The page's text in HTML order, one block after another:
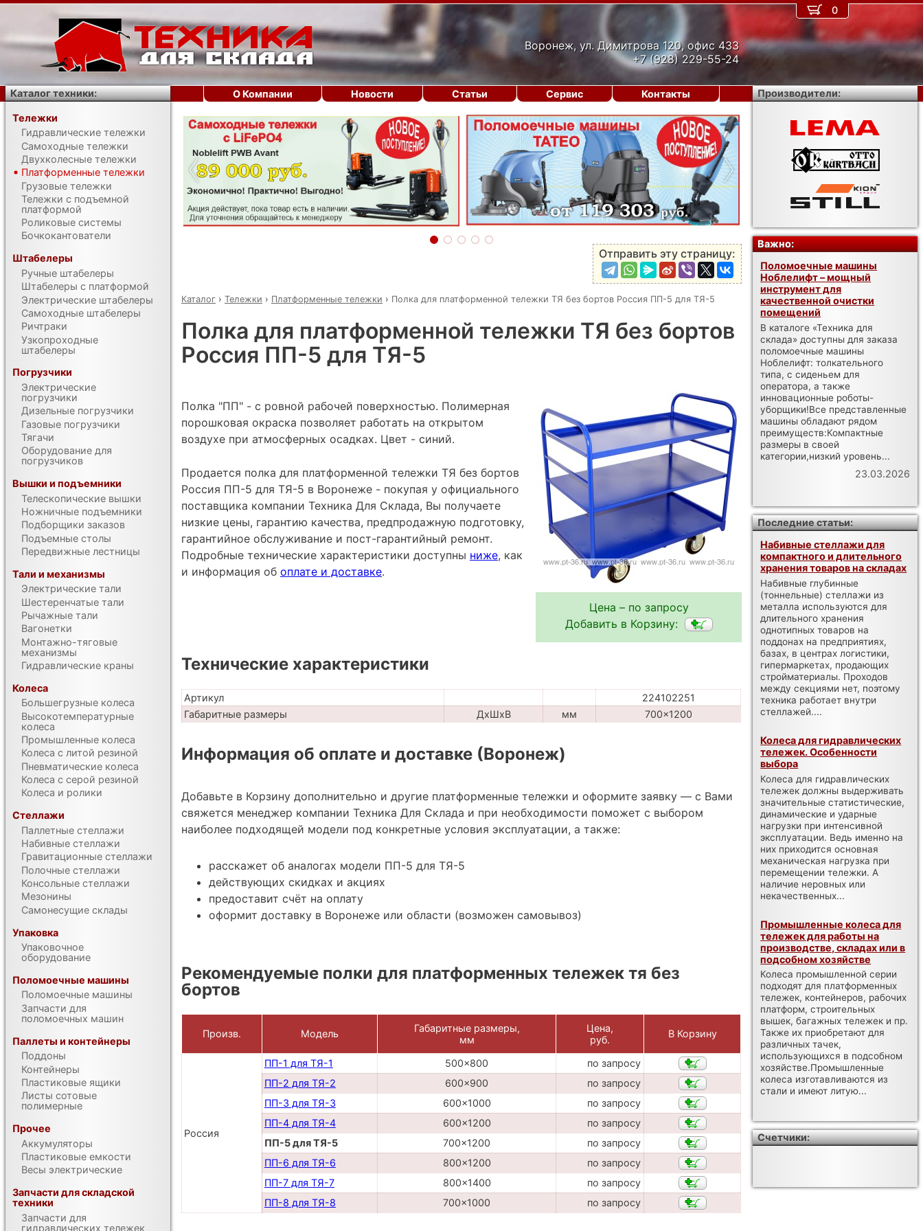
Воронеж, ул. Димитрова 120, офис 433
+7 (928) 229-55-24
‹ ›
Отправить эту страницу:
Каталог › Тележки › Платформенные тележки › Полка для платформенной тележки ТЯ без бортов Россия ПП-5 для ТЯ-5
Полка для платформенной тележки ТЯ без бортов
Россия ПП-5 для ТЯ-5
Цена – по запросу
Добавить в Корзину:
Полка "ПП" - с ровной рабочей поверхностью. Полимерная
порошковая окраска позволяет работать на открытом
воздухе при атмосферных осадках. Цвет - синий.
Продается полка для платформенной тележки ТЯ без бортов
Россия ПП-5 для ТЯ-5 в Воронеже - покупая у официального
поставщика компании Техника Для Склада, Вы получаете
низкие цены, гарантию качества, предпродажную подготовку,
гарантийное обслуживание и пост-гарантийный ремонт.
Подробные технические характеристики доступны ниже, как
и информация об оплате и доставке.
Технические характеристики
Артикул
224102251
Габаритные размеры
ДхШхВ мм 700x1200
Информация об оплате и доставке (Воронеж)
Добавьте в Корзину дополнительно и другие платформенные тележки и оформите заявку — с Вами
свяжется менеджер компании Техника Для Склада и при необходимости поможет с выбором
наиболее подходящей модели под конкретные условия эксплуатации, а также:
расскажет об аналогах модели ПП-5 для ТЯ-5
действующих скидках и акциях
предоставит счёт на оплату
оформит доставку в Воронеже или области (возможен самовывоз)
Рекомендуемые полки для платформенных тележек тя без
бортов
Произв. Модель
Габаритные размеры,
мм
Цена,
руб.
В Корзину
Россия
ПП-1 для ТЯ-1 500x800
по запросу
ПП-2 для ТЯ-2
600x900
по запросу
ПП-3 для ТЯ-3
600x1000
по запросу
ПП-4 для ТЯ-4
600x1200
по запросу
ПП-5 для ТЯ-5
700x1200
по запросу
ПП-6 для ТЯ-6
800x1200
по запросу
ПП-7 для ТЯ-7
800x1400
по запросу
ПП-8 для ТЯ-8
700x1000 по запросу
0
О Компании Новости Статьи Сервис Контакты
Каталог техники:
Тележки
Гидравлические тележки
Самоходные тележки
Двухколесные тележки
Платформенные тележки
Грузовые тележки
Тележки с подъемной
платформой
Роликовые системы
Бочкокантователи
Штабелеры
Ручные штабелеры
Штабелеры с платформой
Электрические штабелеры
Самоходные штабелеры
Ричтраки
Узкопроходные
штабелеры
Погрузчики
Электрические
погрузчики
Дизельные погрузчики
Газовые погрузчики
Тягачи
Оборудование для
погрузчиков
Вышки и подъемники
Телескопические вышки
Ножничные подъемники
Подборщики заказов
Подъемные столы
Передвижные лестницы
Тали и механизмы
Электрические тали
Шестеренчатые тали
Рычажные тали
Вагонетки
Монтажно-тяговые
механизмы
Гидравлические краны
Колеса
Большегрузные колеса
Высокотемпературные
колеса
Промышленные колеса
Колеса с литой резиной
Пневматические колеса
Колеса с серой резиной
Колеса и ролики
Стеллажи
Паллетные стеллажи
Набивные стеллажи
Гравитационные стеллажи
Полочные стеллажи
Консольные стеллажи
Мезонины
Самонесущие склады
Упаковка
Упаковочное
оборудование
Поломоечные машины
Поломоечные машины
Запчасти для
поломоечных машин
Паллеты и контейнеры
Поддоны
Контейнеры
Пластиковые ящики
Листы сотовые
полимерные
Прочее
Аккумуляторы
Пластиковые емкости
Весы электрические
Запчасти для складской
техники
Запчасти для
гидравлических тележек
Производители:
Важно:
Поломоечные машины
Ноблелифт – мощный
инструмент для
качественной очистки
помещений
В каталоге «Техника для
склада» доступны для заказа
поломоечные машины
Ноблелифт: толкательного
типа, с сиденьем для
оператора, а также
инновационные роботы-
уборщики!Все представленные
машины обладают рядом
преимуществ:Компактные
размеры в своей
категории,низкий уровень...
23.03.2026
Последние статьи:
Набивные стеллажи для
компактного и длительного
хранения товаров на складах
Набивные глубинные
(тоннельные) стеллажи из
металла используются для
длительного хранения
однотипных товаров на
поддонах на предприятиях,
базах, в центрах логистики,
гипермаркетах, продающих
стройматериалы. Проходов
между секциями нет, поэтому
техника работает внутри
стеллажей....
Колеса для гидравлических
тележек. Особенности
выбора
Колеса для гидравлических
тележек должны выдерживать
значительные статистические,
динамические и ударные
нагрузки при интенсивной
эксплуатации. Ведь именно на
них приходится основная
механическая нагрузка при
перемещении тележки. А
наличие неровных или
некачественных...
Промышленные колеса для
тележек для работы на
производстве, складах или в
подсобном хозяйстве
Колеса промышленной серии
подходят для платформенных
тележек, контейнеров, рабочих
платформ, строительных
вышек, багажных тележек и пр.
Также их приобретают для
различных тачек,
использующихся в подсобном
хозяйстве.Промышленные
колеса изготавливаются из
стали и имеют литую...
Счетчики: